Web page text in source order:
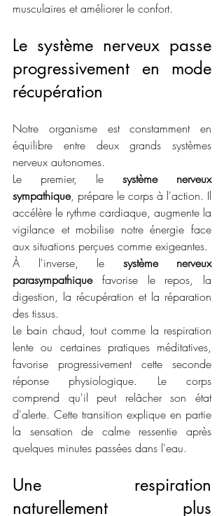
musculaires et améliorer le confort.
Le système nerveux passe
progressivement en mode
récupération
Notre organisme est constamment en
équilibre entre deux grands systèmes
nerveux autonomes.
Le premier, le système nerveux
sympathique, prépare le corps à l'action. Il
accélère le rythme cardiaque, augmente la
vigilance et mobilise notre énergie face
aux situations perçues comme exigeantes.
À l'inverse, le système nerveux
parasympathique favorise le repos, la
digestion, la récupération et la réparation
des tissus.
Le bain chaud, tout comme la respiration
lente ou certaines pratiques méditatives,
favorise progressivement cette seconde
réponse physiologique. Le corps
comprend qu'il peut relâcher son état
d'alerte. Cette transition explique en partie
la sensation de calme ressentie après
quelques minutes passées dans l'eau.
Une respiration
naturellement plus